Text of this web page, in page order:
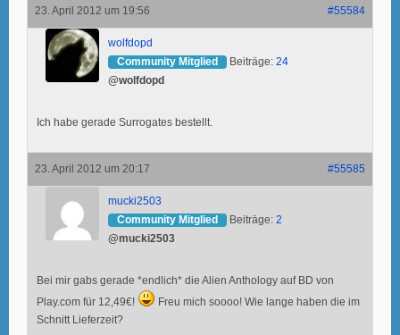
23. April 2012 um 19:56 #55584
wolfdopd
Community Mitglied
Beiträge: 24
@wolfdopd
Ich habe gerade Surrogates bestellt.
23. April 2012 um 20:17 #55585
mucki2503
Community Mitglied
Beiträge: 2
@mucki2503
Bei mir gabs gerade *endlich* die Alien Anthology auf BD von
Play.com für 12,49€!
Freu mich soooo! Wie lange haben die im
Schnitt Lieferzeit?